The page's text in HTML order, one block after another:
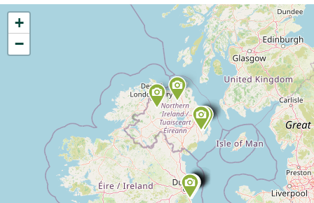
+
−